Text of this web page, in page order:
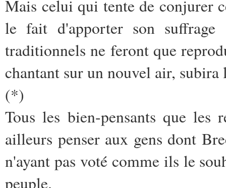
Mais celui qui tente de conjurer
le fait d'apporter son
traditionnels ne feront que
chantant sur un nouvel air,
(*)
Tous les bien-pensants que les
ailleurs penser aux gens dont
n'ayant pas voté comme ils le
peuple.